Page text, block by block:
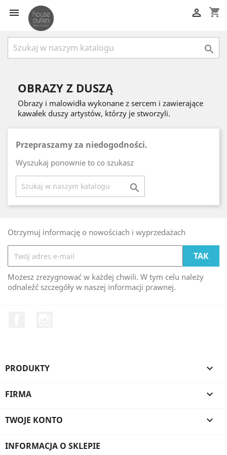
 shopping_cart


OBRAZY Z DUSZĄ
Obrazy i malowidła wykonane z sercem i zawierające
kawałek duszy artystów, którzy je stworzyli.
Przepraszamy za niedogodności.
Wyszukaj ponownie to co szukasz

Otrzymuj informację o nowościach i wyprzedażach
Możesz zrezygnować w każdej chwili. W tym celu należy
odnaleźć szczegóły w naszej informacji prawnej.
PRODUKTY 
FIRMA 
TWOJE KONTO 
INFORMACJA O SKLEPIE